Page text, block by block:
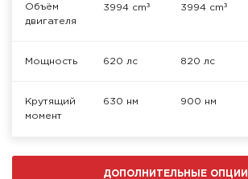
Объём
двигателя
3994 cm³ 3994 cm³
Мощность 620 лс 820 лс
Крутящий
момент
630 нм 900 нм
ДОПОЛНИТЕЛЬНЫЕ ОПЦИИ